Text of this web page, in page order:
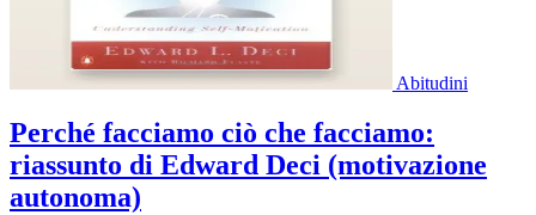
Abitudini
Perché facciamo ciò che facciamo:
riassunto di Edward Deci (motivazione
autonoma)